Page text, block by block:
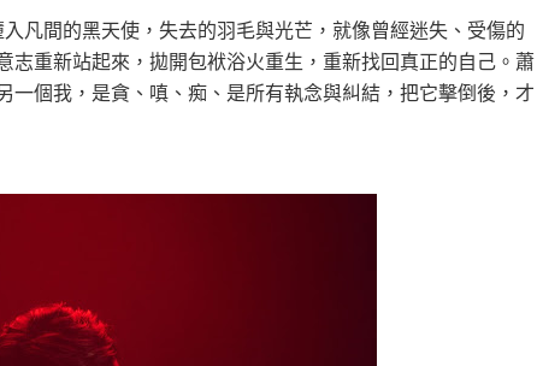
凡間的黑天使，失去的羽毛與光芒，就像曾經迷失、受傷的
重新站起來，拋開包袱浴火重生，重新找回真正的自己。蕭
個我，是貪、嗔、痴、是所有執念與糾結，把它擊倒後，才